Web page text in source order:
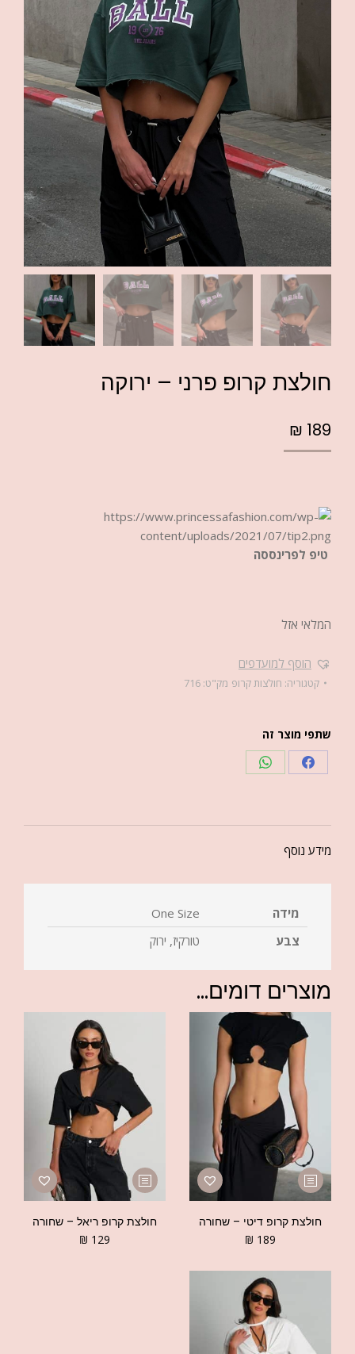
חולצת קרופ פרני – ירוקה
₪ 189
טיפ לפרינססה
המלאי אזל
הוסף למועדפים
קטגוריה: חולצות קרופ מק"ט: 716
שתפי מוצר זה
מידע נוסף
מידה
One Size
צבע
טורקיז, ירוק
מוצרים דומים...
חולצת קרופ דיטי – שחורה
₪ 189
חולצת קרופ ריאל – שחורה
₪ 129